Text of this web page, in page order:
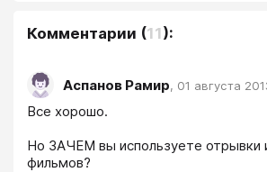
Комментарии (11):
Аспанов Рамир, 01 августа
Все хорошо.
Но ЗАЧЕМ вы используете отрывки
фильмов?